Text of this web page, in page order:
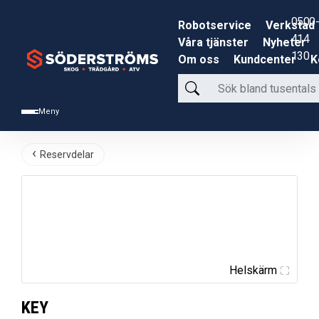
Meny
Robotservice
Verkstad
Våra tjänster
Nyheter
Om oss
Kundcenter
Sök
bland
produkter
0500-
414
130
Reservdelar
Helskärm
KEY